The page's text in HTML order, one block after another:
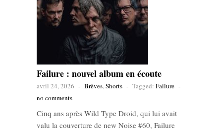
Failure : nouvel album en écoute
avril 24, 2026 - Brèves,Shorts - Tagged: Failure -
no comments
Cinq ans après Wild Type Droid, qui lui avait
valu la couverture de new Noise #60, Failure